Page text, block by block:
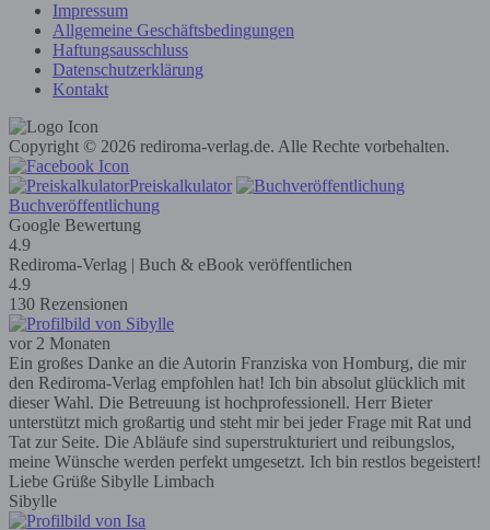
Impressum
Allgemeine Geschäftsbedingungen
Haftungsausschluss
Datenschutzerklärung
Kontakt
Copyright © 2026 rediroma-verlag.de. Alle Rechte vorbehalten.
Preiskalkulator
Buchveröffentlichung
Google Bewertung
4.9
Rediroma-Verlag | Buch & eBook veröffentlichen
4.9
130 Rezensionen
vor 2 Monaten
Ein großes Danke an die Autorin Franziska von Homburg, die mir
den Rediroma-Verlag empfohlen hat! Ich bin absolut glücklich mit
dieser Wahl. Die Betreuung ist hochprofessionell. Herr Bieter
unterstützt mich großartig und steht mir bei jeder Frage mit Rat und
Tat zur Seite. Die Abläufe sind superstrukturiert und reibungslos,
meine Wünsche werden perfekt umgesetzt. Ich bin restlos begeistert!
Liebe Grüße Sibylle Limbach
Sibylle